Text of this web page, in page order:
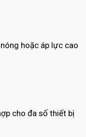
hoặc áp lực cao
cho đa số thiết bị